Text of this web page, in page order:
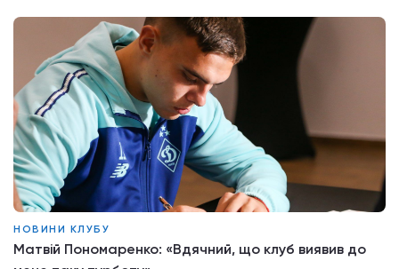
НОВИНИ КЛУБУ
Матвій Пономаренко: «Вдячний, що клуб виявив до